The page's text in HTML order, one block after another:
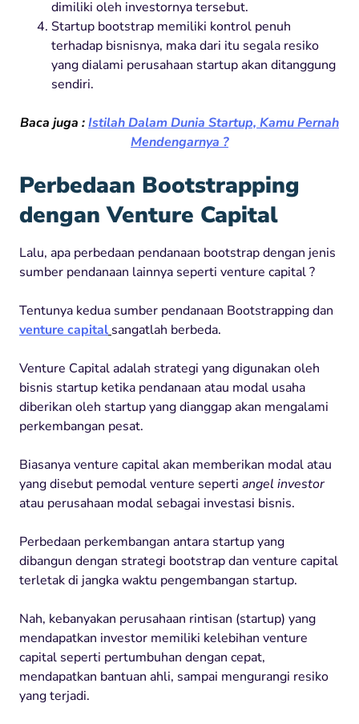
dimiliki oleh investornya tersebut.
Startup bootstrap memiliki kontrol penuh
terhadap bisnisnya, maka dari itu segala resiko
yang dialami perusahaan startup akan ditanggung
sendiri.
Baca juga :Istilah Dalam Dunia Startup, Kamu Pernah
Mendengarnya ?
Perbedaan Bootstrapping
dengan Venture Capital
Lalu, apa perbedaan pendanaan bootstrap dengan jenis
sumber pendanaan lainnya seperti venture capital ?
Tentunya kedua sumber pendanaan Bootstrapping dan
venture capital sangatlah berbeda.
Venture Capital adalah strategi yang digunakan oleh
bisnis startup ketika pendanaan atau modal usaha
diberikan oleh startup yang dianggap akan mengalami
perkembangan pesat.
Biasanya venture capital akan memberikan modal atau
yang disebut pemodal venture seperti angel investor
atau perusahaan modal sebagai investasi bisnis.
Perbedaan perkembangan antara startup yang
dibangun dengan strategi bootstrap dan venture capital
terletak di jangka waktu pengembangan startup.
Nah, kebanyakan perusahaan rintisan (startup) yang
mendapatkan investor memiliki kelebihan venture
capital seperti pertumbuhan dengan cepat,
mendapatkan bantuan ahli, sampai mengurangi resiko
yang terjadi.